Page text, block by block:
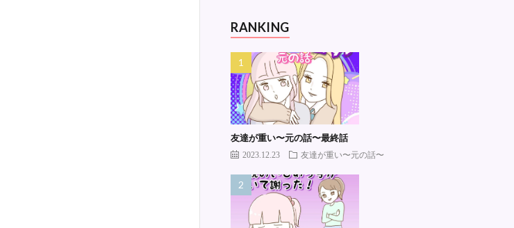
RANKING
友達が重い〜元の話〜最終話
2023.12.23 友達が重い〜元の話〜